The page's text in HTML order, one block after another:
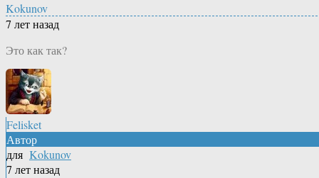
Kokunov
7 лет назад
Это как так?
Felisket
Автор
для Kokunov
7 лет назад